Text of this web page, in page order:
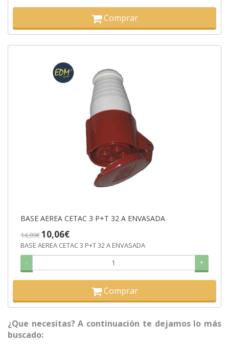
Comprar
BASE AEREA CETAC 3 P+T 32 A ENVASADA
14,89€10,06€
BASE AEREA CETAC 3 P+T 32 A ENVASADA
- +
Comprar
¿Que necesitas? A continuación te dejamos lo más
buscado: